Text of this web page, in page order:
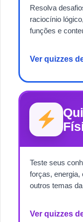
Resolva
raciocínio
funções e
Ver quizzes
Teste seus
forças, energia,
outros temas
Ver quizzes